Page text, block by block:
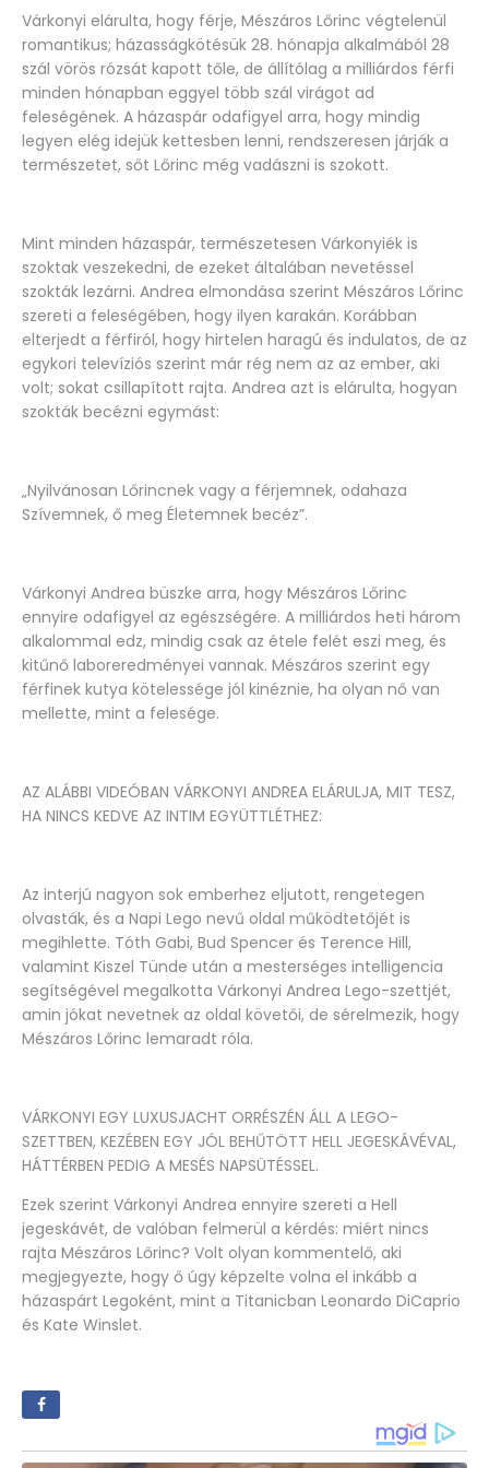
Várkonyi elárulta, hogy férje, Mészáros Lőrinc végtelenül
romantikus; házasságkötésük 28. hónapja alkalmából 28
szál vörös rózsát kapott tőle, de állítólag a milliárdos férfi
minden hónapban eggyel több szál virágot ad
feleségének. A házaspár odafigyel arra, hogy mindig
legyen elég idejük kettesben lenni, rendszeresen járják a
természetet, sőt Lőrinc még vadászni is szokott.
Mint minden házaspár, természetesen Várkonyiék is
szoktak veszekedni, de ezeket általában nevetéssel
szokták lezárni. Andrea elmondása szerint Mészáros Lőrinc
szereti a feleségében, hogy ilyen karakán. Korábban
elterjedt a férfiról, hogy hirtelen haragú és indulatos, de az
egykori televíziós szerint már rég nem az az ember, aki
volt; sokat csillapított rajta. Andrea azt is elárulta, hogyan
szokták becézni egymást:
„Nyilvánosan Lőrincnek vagy a férjemnek, odahaza
Szívemnek, ő meg Életemnek becéz”.
Várkonyi Andrea büszke arra, hogy Mészáros Lőrinc
ennyire odafigyel az egészségére. A milliárdos heti három
alkalommal edz, mindig csak az étele felét eszi meg, és
kitűnő laboreredményei vannak. Mészáros szerint egy
férfinek kutya kötelessége jól kinéznie, ha olyan nő van
mellette, mint a felesége.
AZ ALÁBBI VIDEÓBAN VÁRKONYI ANDREA ELÁRULJA, MIT TESZ,
HA NINCS KEDVE AZ INTIM EGYÜTTLÉTHEZ:
Az interjú nagyon sok emberhez eljutott, rengetegen
olvasták, és a Napi Lego nevű oldal működtetőjét is
megihlette. Tóth Gabi, Bud Spencer és Terence Hill,
valamint Kiszel Tünde után a mesterséges intelligencia
segítségével megalkotta Várkonyi Andrea Lego-szettjét,
amin jókat nevetnek az oldal követői, de sérelmezik, hogy
Mészáros Lőrinc lemaradt róla.
VÁRKONYI EGY LUXUSJACHT ORRÉSZÉN ÁLL A LEGO-
SZETTBEN, KEZÉBEN EGY JÓL BEHŰTÖTT HELL JEGESKÁVÉVAL,
HÁTTÉRBEN PEDIG A MESÉS NAPSÜTÉSSEL.
Ezek szerint Várkonyi Andrea ennyire szereti a Hell
jegeskávét, de valóban felmerül a kérdés: miért nincs
rajta Mészáros Lőrinc? Volt olyan kommentelő, aki
megjegyezte, hogy ő úgy képzelte volna el inkább a
házaspárt Legoként, mint a Titanicban Leonardo DiCaprio
és Kate Winslet.